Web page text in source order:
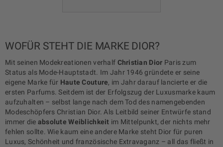
WOFÜR STEHT DIE MARKE DIOR?
Mit seinen Modekreationen verhalf Christian Dior Paris zum
Status als Mode-Hauptstadt. Im Jahr 1946 gründete er seine
eigene Marke für Haute Couture, im Jahr darauf lancierte er die
ersten Parfums. Seitdem ist der Erfolgszug der Luxusmarke kaum
aufzuhalten – selbst lange nach dem Tod des namengebenden
Modeschöpfers Christian Dior. Als Leitbild seiner Entwürfe stand
immer die absolute Weiblichkeit im Mittelpunkt, der nichts mehr
fehlen sollte. Wie kaum eine andere Marke steht Dior für puren
Luxus, Schönheit und französische Extravaganz – all das fließt in